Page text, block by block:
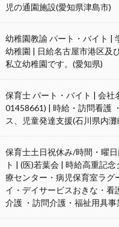
児の通園施設(愛知県津島市)
幼稚園教諭 パート・バイト |
幼稚園 | 日給名古屋市港区及
私立幼稚園です。(愛知県)
保育士 パート・バイト | 会社
01458661) | 時給・訪問看護
ス、児童発達支援(石川県内灘
保育士土日祝休み/時間・曜
ト | (医)若葉会 | 時給高重記
療センター・病児保育室ラグ
イ・デイサービスおきな・看
介護 ・訪問介護・福祉用具事